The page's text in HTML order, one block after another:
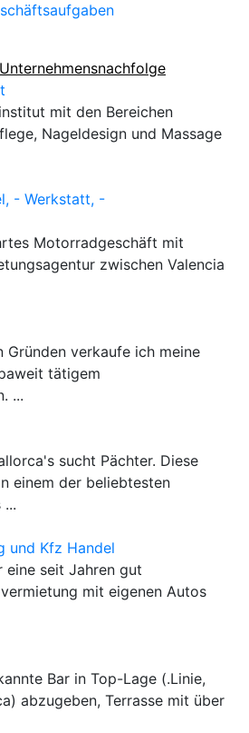
Unternehmensnachfolge
mit den Bereichen
Nageldesign und Massage
- Werkstatt, -
Motorradgeschäft mit
zwischen Valencia
Gründen verkaufe ich meine
tätigem
...
sucht Pächter. Diese
einem der beliebtesten
und Kfz Handel
eine seit Jahren gut
mit eigenen Autos
Bar in Top-Lage (.Linie,
abzugeben, Terrasse mit über